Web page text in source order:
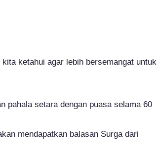
ketahui agar lebih bersemangat untuk
pahala setara dengan puasa selama 60
mendapatkan balasan Surga dari